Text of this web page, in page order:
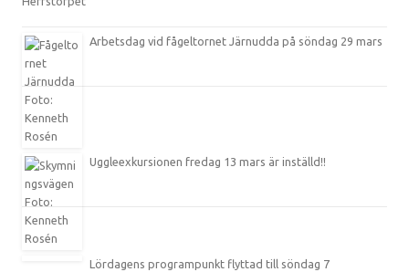
Arbetsdag vid fågeltornet Järnudda på söndag 29 mars
Uggleexkursionen fredag 13 mars är inställd!!
Lördagens programpunkt flyttad till söndag 7